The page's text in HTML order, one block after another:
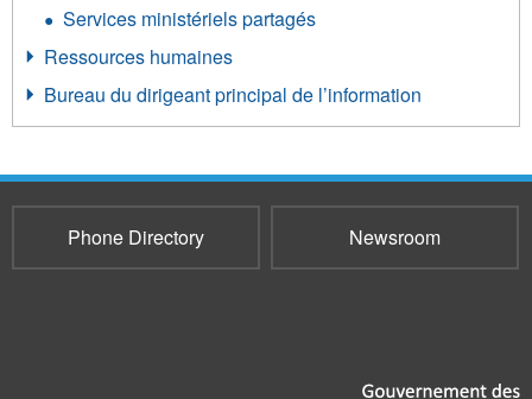
Services ministériels partagés
Ressources humaines
Bureau du dirigeant principal de l’information
Phone Directory Newsroom